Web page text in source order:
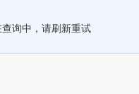
查询中，请刷新重试